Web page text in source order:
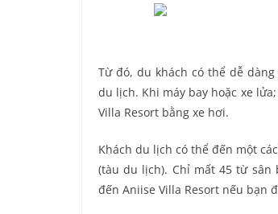
Từ đó, du khách có thể dễ
du lịch. Khi máy bay hoặc xe
Villa Resort bằng xe hơi.
Khách du lịch có thể đến một
(tàu du lịch). Chỉ mất 45 từ sân
đến Aniise Villa Resort nếu bạn